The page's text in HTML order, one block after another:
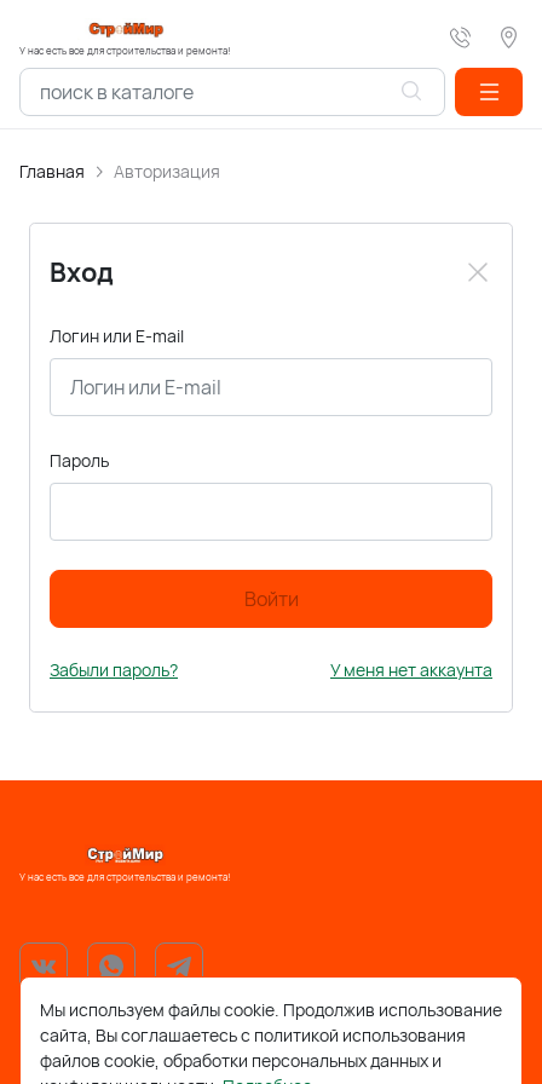
У нас есть все для строительства и ремонта!
Главная Авторизация
Вход
Логин или E-mail
Пароль
Войти
Забыли пароль? У меня нет аккаунта
У нас есть все для строительства и ремонта!
support@stroymir48.ru
Мы используем файлы cookie. Продолжив использование
сайта, Вы соглашаетесь с политикой использования
файлов cookie, обработки персональных данных и